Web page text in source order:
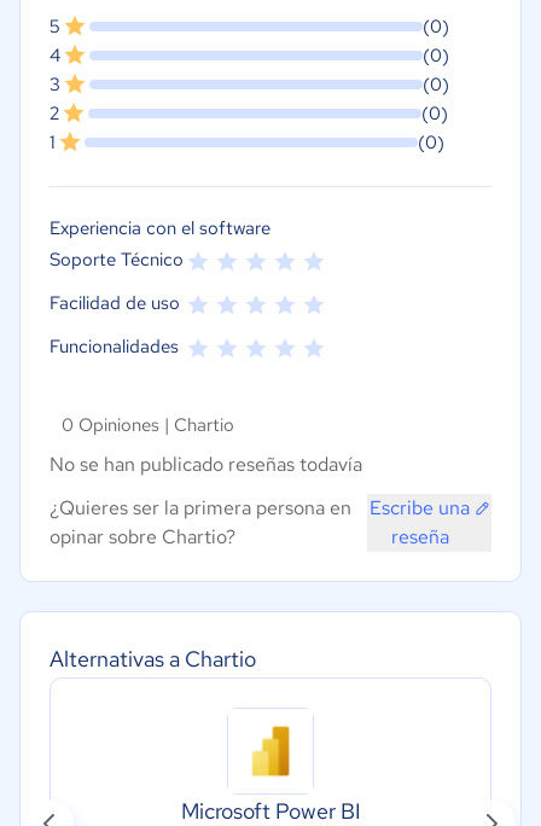
Alternativas a Chartio
Microsoft Power BI
5
(0)
4
(0)
3
(0)
2
(0)
1
(0)
Experiencia con el software
Soporte Técnico
Facilidad de uso
Funcionalidades
0 Opiniones | Chartio
No se han publicado reseñas todavía
¿Quieres ser la primera persona en
opinar sobre Chartio?
Escribe una
reseña